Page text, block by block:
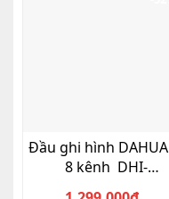
Đầu ghi hình DAHUA IP
8 kênh DHI-
NVR1108HS-S3/H-VN